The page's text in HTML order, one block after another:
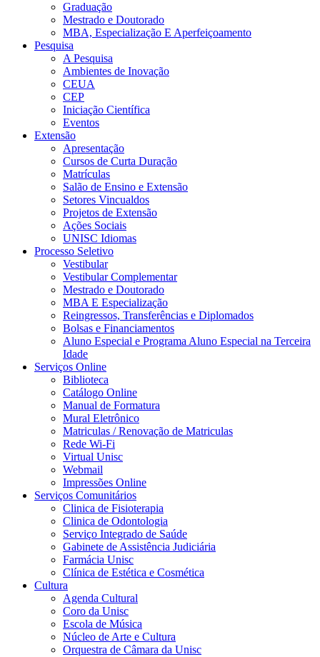
Graduação
Mestrado e Doutorado
MBA, Especialização E Aperfeiçoamento
Pesquisa
A Pesquisa
Ambientes de Inovação
CEUA
CEP
Iniciação Científica
Eventos
Extensão
Apresentação
Cursos de Curta Duração
Matrículas
Salão de Ensino e Extensão
Setores Vincualdos
Projetos de Extensão
Ações Sociais
UNISC Idiomas
Processo Seletivo
Vestibular
Vestibular Complementar
Mestrado e Doutorado
MBA E Especialização
Reingressos, Transferências e Diplomados
Bolsas e Financiamentos
Aluno Especial e Programa Aluno Especial na Terceira
Idade
Serviços Online
Biblioteca
Catálogo Online
Manual de Formatura
Mural Eletrônico
Matriculas / Renovação de Matriculas
Rede Wi-Fi
Virtual Unisc
Webmail
Impressões Online
Serviços Comunitários
Clinica de Fisioterapia
Clinica de Odontologia
Serviço Integrado de Saúde
Gabinete de Assistência Judiciária
Farmácia Unisc
Clínica de Estética e Cosmética
Cultura
Agenda Cultural
Coro da Unisc
Escola de Música
Núcleo de Arte e Cultura
Orquestra de Câmara da Unisc